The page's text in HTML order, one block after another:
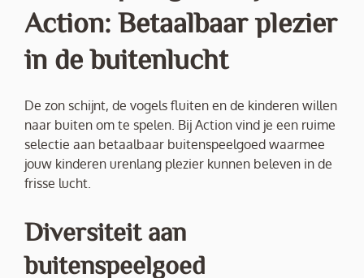
Action: Betaalbaar plezier
in de buitenlucht
De zon schijnt, de vogels fluiten en de kinderen willen
naar buiten om te spelen. Bij Action vind je een ruime
selectie aan betaalbaar buitenspeelgoed waarmee
jouw kinderen urenlang plezier kunnen beleven in de
frisse lucht.
Diversiteit aan
buitenspeelgoed